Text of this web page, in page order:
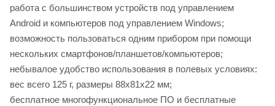
работа с большинством устройств под управлением
Android и компьютеров под управлением Windows;
возможность пользоваться одним прибором при помощи
нескольких смартфонов/планшетов/компьютеров;
небывалое удобство использования в полевых условиях:
вес всего 125 г, размеры 88х81х22 мм;
бесплатное многофункциональное ПО и бесплатные